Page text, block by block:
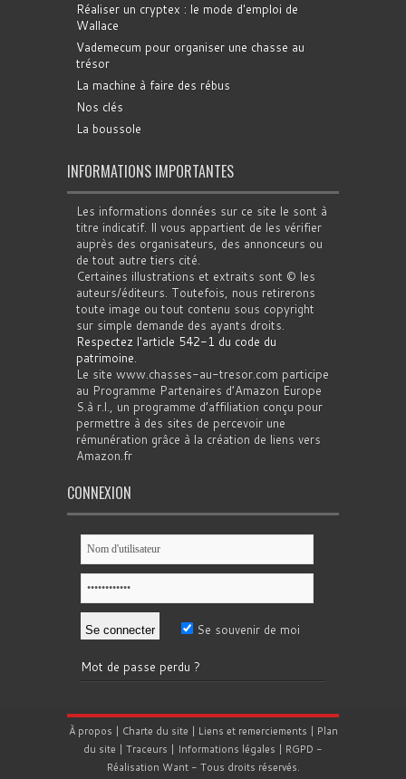
Réaliser un cryptex : le mode d'emploi de
Wallace
Vademecum pour organiser une chasse au
trésor
La machine à faire des rébus
Nos clés
La boussole
INFORMATIONS IMPORTANTES
Les informations données sur ce site le sont à
titre indicatif. Il vous appartient de les vérifier
auprès des organisateurs, des annonceurs ou
de tout autre tiers cité.
Certaines illustrations et extraits sont © les
auteurs/éditeurs. Toutefois, nous retirerons
toute image ou tout contenu sous copyright
sur simple demande des ayants droits.
Respectez l'article 542-1 du code du
patrimoine.
Le site www.chasses-au-tresor.com participe
au Programme Partenaires d’Amazon Europe
S.à r.l., un programme d’affiliation conçu pour
permettre à des sites de percevoir une
rémunération grâce à la création de liens vers
Amazon.fr
CONNEXION
Se souvenir de moi
Mot de passe perdu ?
À propos | Charte du site | Liens et remerciements | Plan
du site | Traceurs | Informations légales | RGPD -
Réalisation Want- Tous droits réservés.